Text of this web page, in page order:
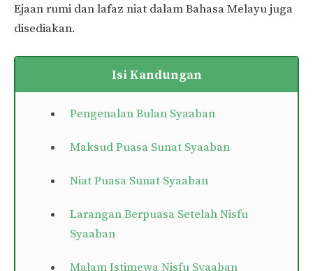
Ejaan rumi dan lafaz niat dalam Bahasa Melayu juga
disediakan.
Isi Kandungan
Pengenalan Bulan Syaaban
Maksud Puasa Sunat Syaaban
Niat Puasa Sunat Syaaban
Larangan Berpuasa Setelah Nisfu
Syaaban
Malam Istimewa Nisfu Syaaban